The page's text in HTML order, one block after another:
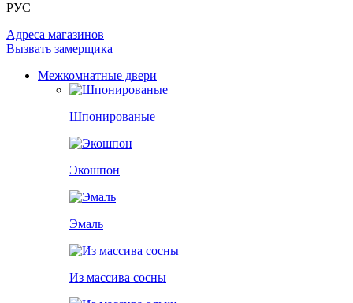
РУС
Адреса магазинов
Вызвать замерщика
Межкомнатные двери
Шпонированые
Экошпон
Эмаль
Из массива сосны